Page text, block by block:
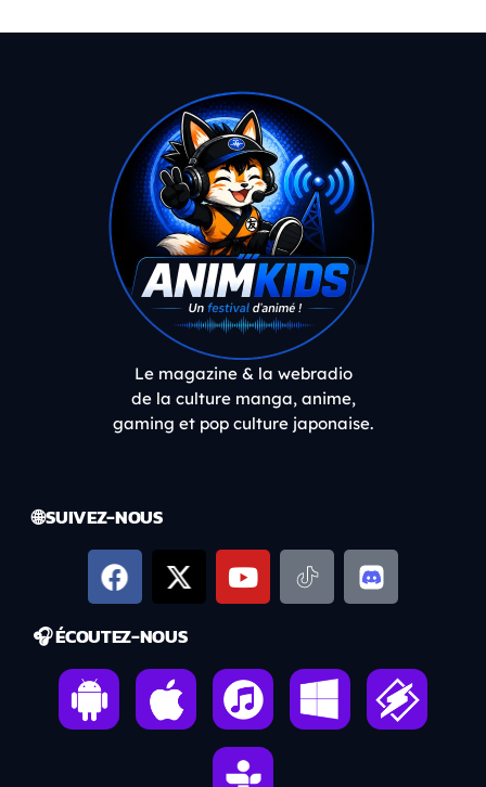
Le magazine & la webradio
de la culture manga, anime,
gaming et pop culture japonaise.
🌐 SUIVEZ-NOUS
🎧 ÉCOUTEZ-NOUS